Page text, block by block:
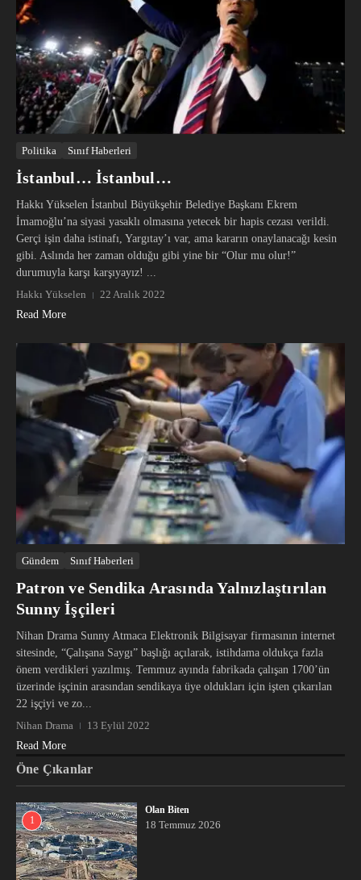
Politika Sınıf Haberleri
İstanbul… İstanbul…
Hakkı Yükselen İstanbul Büyükşehir Belediye Başkanı Ekrem
İmamoğlu’na siyasi yasaklı olmasına yetecek bir hapis cezası verildi.
Gerçi işin daha istinafı, Yargıtay’ı var, ama kararın onaylanacağı kesin
gibi. Aslında her zaman olduğu gibi yine bir “Olur mu olur!”
durumuyla karşı karşıyayız! ...
Hakkı Yükselen
22 Aralık 2022
Read More
Gündem Sınıf Haberleri
Patron ve Sendika Arasında Yalnızlaştırılan
Sunny İşçileri
Nihan Drama Sunny Atmaca Elektronik Bilgisayar firmasının internet
sitesinde, “Çalışana Saygı” başlığı açılarak, istihdama oldukça fazla
önem verdikleri yazılmış. Temmuz ayında fabrikada çalışan 1700’ün
üzerinde işçinin arasından sendikaya üye oldukları için işten çıkarılan
22 işçiyi ve zo...
Nihan Drama
13 Eylül 2022
Read More
Öne Çıkanlar
1
Olan Biten
18 Temmuz 2026